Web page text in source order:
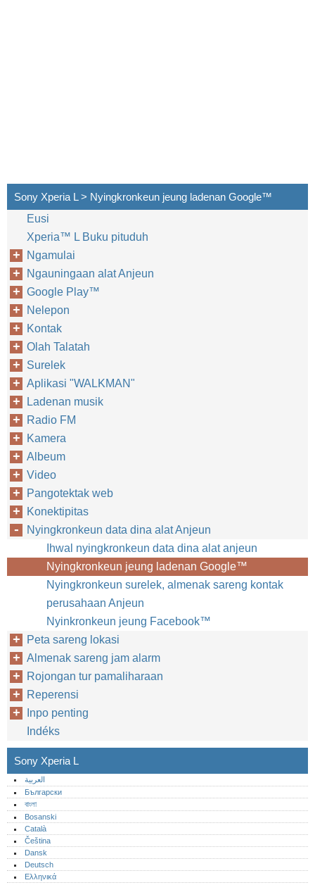
Sony Xperia L > Nyingkronkeun jeung ladenan Google™‎
Eusi
Xperia™‎ L Buku pituduh
Ngamulai
Ngauningaan alat Anjeun
Google Play™‎
Nelepon
Kontak
Olah Talatah
Surelek
Aplikasi "WALKMAN"
Ladenan musik
Radio FM
Kamera
Albeum
Video
Pangotektak web
Konektipitas
Nyingkronkeun data dina alat Anjeun
Ihwal nyingkronkeun data dina alat anjeun
Nyingkronkeun jeung ladenan Google™‎
Nyingkronkeun surelek, almenak sareng kontak
perusahaan Anjeun
Nyinkronkeun jeung Facebook™‎
Peta sareng lokasi
Almenak sareng jam alarm
Rojongan tur pamaliharaan
Reperensi
Inpo penting
Indéks
Sony Xperia L
العربية
Български
বাংলা
Bosanski
Català
Čeština
Dansk
Deutsch
Ελληνικά